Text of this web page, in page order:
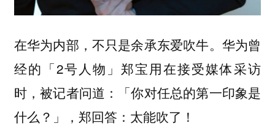
在华为内部，不只是余承东爱吹牛。华为曾
经的「2号人物」郑宝用在接受媒体采访
时，被记者问道：「你对任总的第一印象是
什么？」，郑回答：太能吹了！